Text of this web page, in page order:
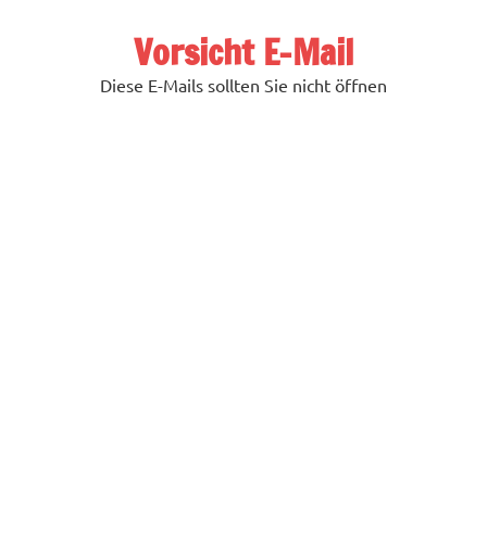
Vorsicht E-Mail
Diese E-Mails sollten Sie nicht öffnen